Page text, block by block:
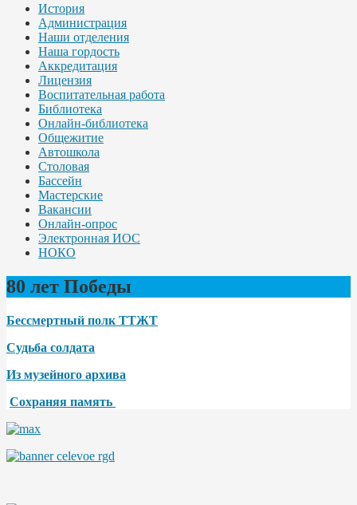
История
Администрация
Наши отделения
Наша гордость
Аккредитация
Лицензия
Воспитательная работа
Библиотека
Онлайн-библиотека
Общежитие
Автошкола
Столовая
Бассейн
Мастерские
Вакансии
Онлайн-опрос
Электронная ИОС
НОКО
80 лет Победы
Бессмертный полк ТТЖТ
Судьба солдата
Из музейного архива
Сохраняя память